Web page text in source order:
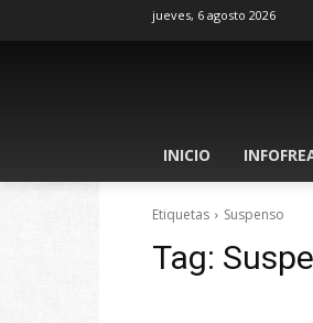
jueves, 6 agosto 2026
INICIO
Etiquetas Suspenso
Tag: